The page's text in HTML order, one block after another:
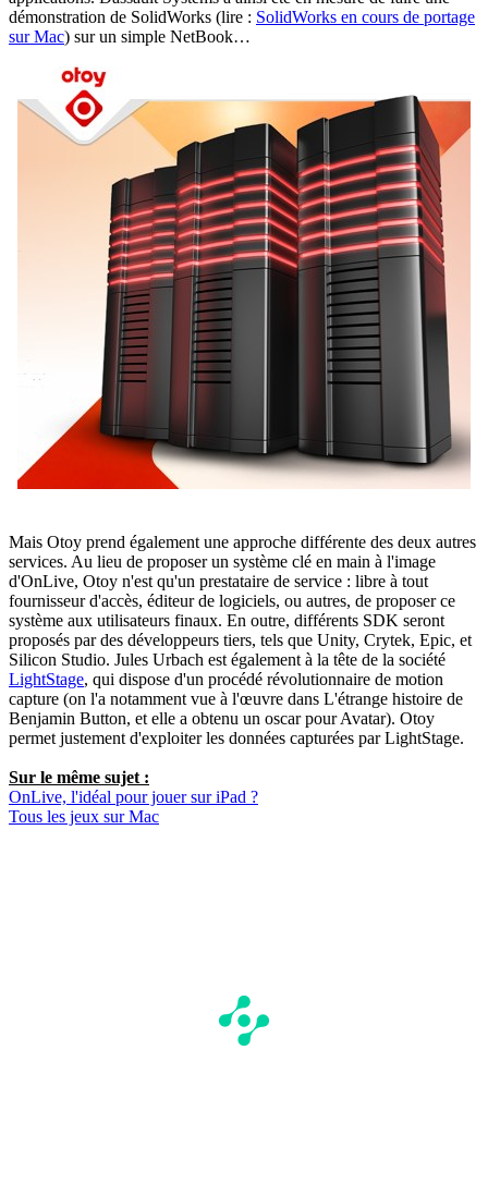
démonstration de SolidWorks (lire : SolidWorks en cours de portage
sur Mac) sur un simple NetBook…
Mais Otoy prend également une approche différente des deux autres
services. Au lieu de proposer un système clé en main à l'image
d'OnLive, Otoy n'est qu'un prestataire de service : libre à tout
fournisseur d'accès, éditeur de logiciels, ou autres, de proposer ce
système aux utilisateurs finaux. En outre, différents SDK seront
proposés par des développeurs tiers, tels que Unity, Crytek, Epic, et
Silicon Studio. Jules Urbach est également à la tête de la société
LightStage, qui dispose d'un procédé révolutionnaire de motion
capture (on l'a notamment vue à l'œuvre dans L'étrange histoire de
Benjamin Button, et elle a obtenu un oscar pour Avatar). Otoy
permet justement d'exploiter les données capturées par LightStage.
Sur le même sujet :
OnLive, l'idéal pour jouer sur iPad ?
Tous les jeux sur Mac